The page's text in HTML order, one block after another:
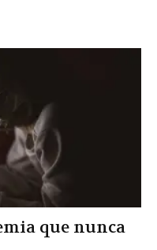
que nunca